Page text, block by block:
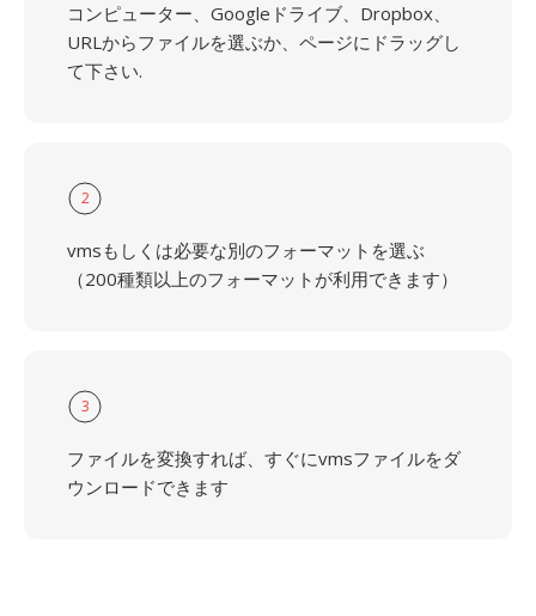
コンピューター、Googleドライブ、Dropbox、
URLからファイルを選ぶか、ページにドラッグし
て下さい.
2
vmsもしくは必要な別のフォーマットを選ぶ
（200種類以上のフォーマットが利用できます）
3
ファイルを変換すれば、すぐにvmsファイルをダ
ウンロードできます